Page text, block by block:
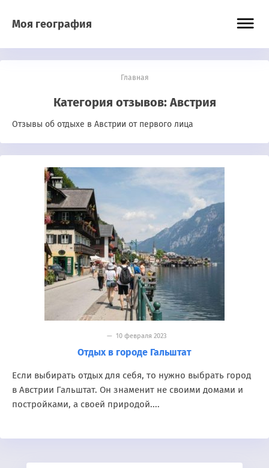
Моя география
Главная
Категория отзывов: Австрия
Отзывы об отдыхе в Австрии от первого лица
— 10 февраля 2023
Отдых в городе Гальштат
Если выбирать отдых для себя, то нужно выбрать город
в Австрии Гальштат. Он знаменит не своими домами и
постройками, а своей природой....